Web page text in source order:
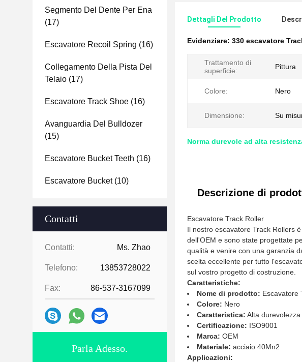
Segmento Del Dente Per Ena
(17)
Escavatore Recoil Spring (16)
Collegamento Della Pista Del
Telaio (17)
Escavatore Track Shoe (16)
Avanguardia Del Bulldozer
(15)
Escavatore Bucket Teeth (16)
Escavatore Bucket(10)
Contatti
Contatti: Ms. Zhao
Telefono: 13853728022
Fax: 86-537-3167099
Parla Adesso.
Dettagli Del Prodotto
Evidenziare: 330 escavatore
Trattamento di
superficie:
Pittura
Colore: Nero
Dimensione: Su
Norma durevole ad alta
Descrizione di
Escavatore Track Roller
Il nostro escavatore Track Rollers
dell'OEM e sono state progettate
qualità e venire con una garanzia
scelta eccellente per tutto
sul vostro progetto di costruzione.
Caratteristiche:
Nome di prodotto: Escavatore
Colore: Nero
Caratteristica: Alta durevolezza
Certificazione: ISO9001
Marca: OEM
Materiale: acciaio 40Mn2
Applicazioni: